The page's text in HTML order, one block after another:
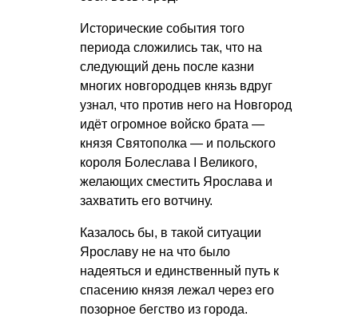
Исторические события того
периода сложились так, что на
следующий день после казни
многих новгородцев князь вдруг
узнал, что против него на Новгород
идёт огромное войско брата —
князя Святополка — и польского
короля Болеслава I Великого,
желающих сместить Ярослава и
захватить его вотчину.
Казалось бы, в такой ситуации
Ярославу не на что было
надеяться и единственный путь к
спасению князя лежал через его
позорное бегство из города.